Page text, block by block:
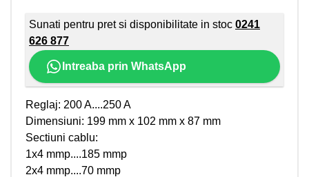
Sunati pentru pret si disponibilitate in stoc 0241
626 877
Intreaba prin WhatsApp
Reglaj: 200 A....250 A
Dimensiuni: 199 mm x 102 mm x 87 mm
Sectiuni cablu:
1x4 mmp....185 mmp
2x4 mmp....70 mmp